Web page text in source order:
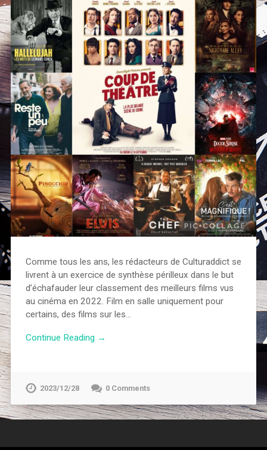
Comme tous les ans, les rédacteurs de Culturaddict se
livrent à un exercice de synthèse périlleux dans le but
d’échafauder leur classement des meilleurs films vus
au cinéma en 2022. Film en salle uniquement pour
certains, des films sur les…
Continue Reading →
2023/12/28 0 Comments